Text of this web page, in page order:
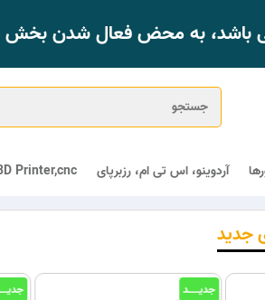
باشد، به محض فعال شدن بخش
آردوینو، اس تی ام، رزبرپای 3D Printer,cnc
جدید